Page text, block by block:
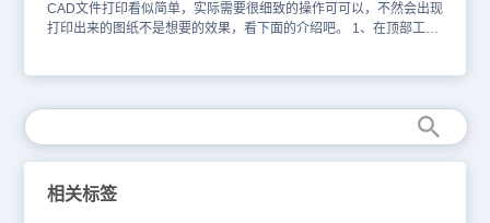
CAD文件打印看似简单，实际需要很细致的操作可可以，不然会出现
打印出来的图纸不是想要的效果，看下面的介绍吧。 1、在顶部工具
驱动，用于输出PDF、JPG、EPS、DWF等各种文件。 3、选择纸
张 选择打印机后，纸张列表就会更新为打印机支持的各种纸张，一
般情况下在这个列表中选取一种纸张就好了。如果使用的是大幅面的
绘图仪，我们可以自己定义纸张尺寸。 根据打印纸张的大小选用对
应的图框，设置合理的文字高度、标注样式。在正式打印大幅面图纸
前有时会打印一张A4的小样，检查一下打印效果是否正确。 4、设
相关标签